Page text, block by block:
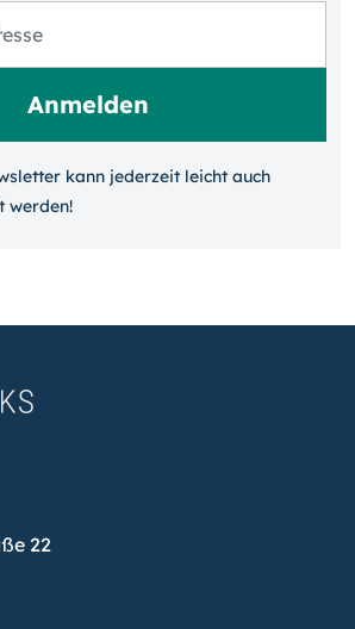
kann jeder­zeit leicht auch
werden!
22